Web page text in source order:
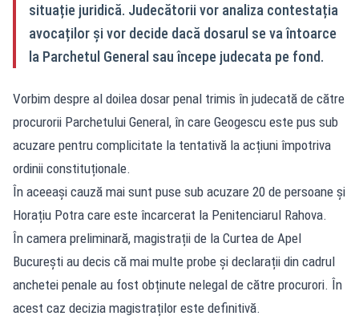
situație juridică. Judecătorii vor analiza contestația
avocaților și vor decide dacă dosarul se va întoarce
la Parchetul General sau începe judecata pe fond.
Vorbim despre al doilea dosar penal trimis în judecată de către
procurorii Parchetului General, în care Geogescu este pus sub
acuzare pentru complicitate la tentativă la acțiuni împotriva
ordinii constituționale.
În aceeași cauză mai sunt puse sub acuzare 20 de persoane și
Horațiu Potra care este încarcerat la Penitenciarul Rahova.
În camera preliminară, magistrații de la Curtea de Apel
București au decis că mai multe probe și declarații din cadrul
anchetei penale au fost obținute nelegal de către procurori. În
acest caz decizia magistraților este definitivă.